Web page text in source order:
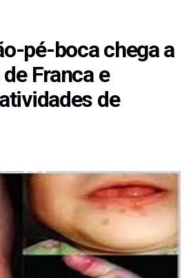
pé-boca chega a
Franca e
de